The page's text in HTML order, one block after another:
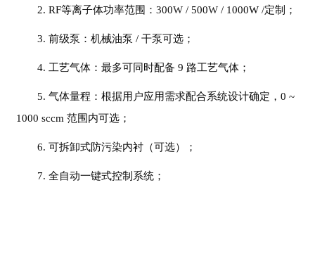
2. RF等离子体功率范围：300W / 500W / 1000W /定制；
3. 前级泵：机械油泵 / 干泵可选；
4. 工艺气体：最多可同时配备 9 路工艺气体；
5. 气体量程：根据用户应用需求配合系统设计确定，0 ~
1000 sccm 范围内可选；
6. 可拆卸式防污染内衬（可选）；
7. 全自动一键式控制系统；